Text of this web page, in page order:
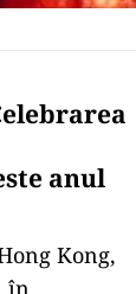
anul
Kong,
în